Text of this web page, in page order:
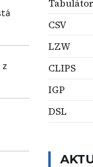
z
Tabulátor
CSV
LZW
CLIPS
IGP
DSL